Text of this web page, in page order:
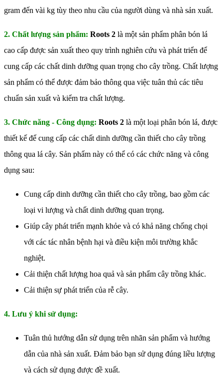
gram đến vài kg tùy theo nhu cầu của người dùng và nhà sản xuất.
2. Chất lượng sản phẩm: Roots 2 là một sản phẩm phân bón lá
cao cấp được sản xuất theo quy trình nghiên cứu và phát triển để
cung cấp các chất dinh dưỡng quan trọng cho cây trồng. Chất lượng
sản phẩm có thể được đảm bảo thông qua việc tuân thủ các tiêu
chuẩn sản xuất và kiểm tra chất lượng.
3. Chức năng - Công dụng: Roots 2 là một loại phân bón lá, được
thiết kế để cung cấp các chất dinh dưỡng cần thiết cho cây trồng
thông qua lá cây. Sản phẩm này có thể có các chức năng và công
dụng sau:
Cung cấp dinh dưỡng cần thiết cho cây trồng, bao gồm các
loại vi lượng và chất dinh dưỡng quan trọng.
Giúp cây phát triển mạnh khỏe và có khả năng chống chọi
với các tác nhân bệnh hại và điều kiện môi trường khắc
nghiệt.
Cải thiện chất lượng hoa quả và sản phẩm cây trồng khác.
Cải thiện sự phát triển của rễ cây.
4. Lưu ý khi sử dụng:
Tuân thủ hướng dẫn sử dụng trên nhãn sản phẩm và hướng
dẫn của nhà sản xuất. Đảm bảo bạn sử dụng đúng liều lượng
và cách sử dụng được đề xuất.